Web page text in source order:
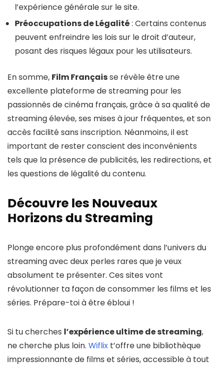
l’expérience générale sur le site.
Préoccupations de Légalité: Certains contenus
peuvent enfreindre les lois sur le droit d’auteur,
posant des risques légaux pour les utilisateurs.
En somme, Film Françaisse révèle être une
excellente plateforme de streaming pour les
passionnés de cinéma français, grâce à sa qualité de
streaming élevée, ses mises à jour fréquentes, et son
accès facilité sans inscription. Néanmoins, il est
important de rester conscient des inconvénients
tels que la présence de publicités, les redirections, et
les questions de légalité du contenu.
Découvre les Nouveaux
Horizons du Streaming
Plonge encore plus profondément dans l’univers du
streaming avec deux perles rares que je veux
absolument te présenter. Ces sites vont
révolutionner ta façon de consommer les films et les
séries. Prépare-toi à être ébloui !
Si tu cherches l’expérience ultime de streaming,
ne cherche plus loin. Wiflix t’offre une bibliothèque
impressionnante de films et séries, accessible à tout